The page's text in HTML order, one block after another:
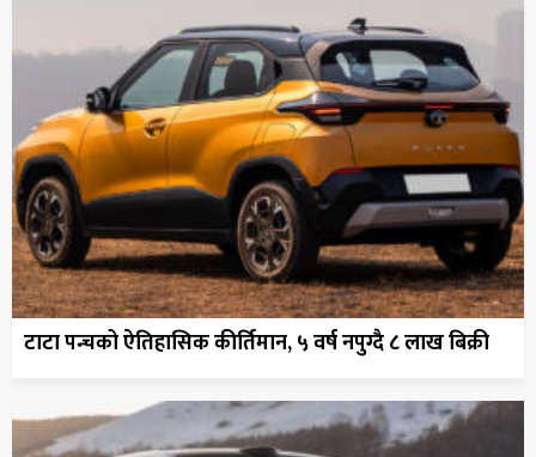
टाटा पन्चको ऐतिहासिक कीर्तिमान, ५ वर्ष नपुग्दै ८ लाख बिक्री